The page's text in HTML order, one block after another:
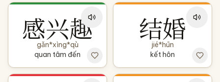
感兴趣
gǎn*xìng*qù
quan tâm đến
结婚
jié*hūn
kết hôn